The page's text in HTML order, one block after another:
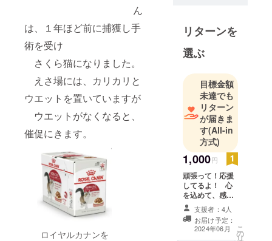
ん
は、１年ほど前に捕獲し手
術を受け
さくら猫になりました。
えさ場には、カリカリと
ウエットを置いていますが
ウエットがなくなると、
催促にきます。
ロイヤルカナンを
たい」その
思いで
日々、地域
ています。
リターンを
選ぶ
目標金額
未達でも
リターン
が届きま
す(All-in
方式)
1,000円
頑張って！応援
してるよ！ 心
を込めて、感謝
のメールを送信
させて頂きま
す。 ︎♡ご支援
をお願いいたし
支援者：4人
お届け予定：
2024年06月
こ
の
リ